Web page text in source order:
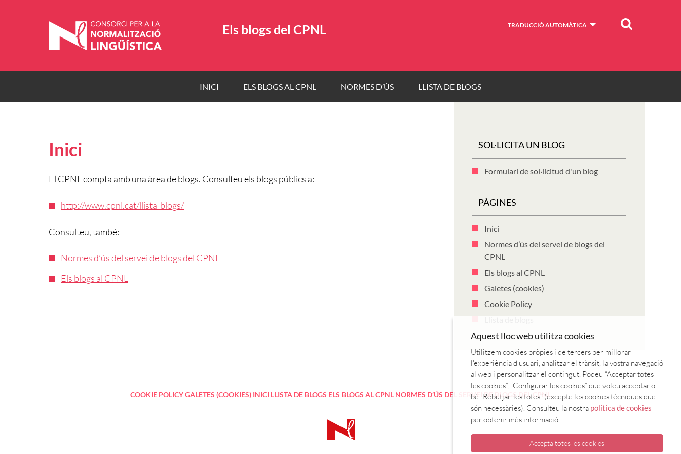
Els blogs del CPNL TRADUCCIÓ AUTOMÀTICA Cercar
INICI ELS BLOGS AL CPNL NORMES D’ÚS LLISTA DE BLOGS
Inici
El CPNL compta amb una àrea de blogs. Consulteu els blogs públics a:
http://www.cpnl.cat/llista-blogs/
Consulteu, també:
Normes d’ús del servei de blogs del CPNL
Els blogs al CPNL
SOL·LICITA UN BLOG
Formulari de sol·licitud d'un blog
PÀGINES
Inici
Normes d’ús del servei de blogs del
CPNL
Els blogs al CPNL
Galetes (cookies)
Cookie Policy
COOKIE POLICYGALETES (COOKIES) INICI LLISTA DE BLOGS ELS BLOGS AL CPNL NORMES D’ÚS DEL SERVEI DE BLOGS DEL CPNL
Aquest lloc web utilitza cookies
Utilitzem cookies pròpies i de tercers per millorar
l'experiència d'usuari, analitzar el trànsit, la vostra navegació
al web i personalitzar el contingut. Podeu “Acceptar totes
les cookies”, “Configurar les cookies” que voleu acceptar o
bé “Rebutjar-les totes” (excepte les cookies tècniques que
són necessàries). Consulteu la nostra política de cookies
per obtenir més informació.
Accepta totes les cookies